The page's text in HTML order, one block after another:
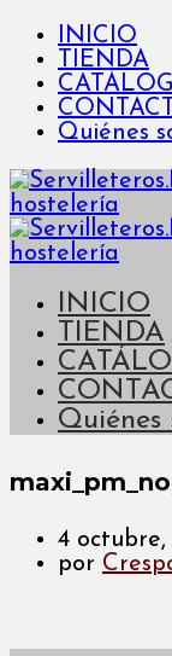
INICIO
TIENDA
Quiénes
INICIO
TIENDA
Quiénes
4 octubre,
por